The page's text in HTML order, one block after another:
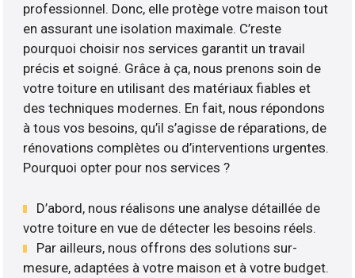
professionnel. Donc, elle protège votre maison tout
en assurant une isolation maximale. C’reste
pourquoi choisir nos services garantit un travail
précis et soigné. Grâce à ça, nous prenons soin de
votre toiture en utilisant des matériaux fiables et
des techniques modernes. En fait, nous répondons
à tous vos besoins, qu’il s’agisse de réparations, de
rénovations complètes ou d’interventions urgentes.
Pourquoi opter pour nos services ?
D’abord, nous réalisons une analyse détaillée de
votre toiture en vue de détecter les besoins réels.
Par ailleurs, nous offrons des solutions sur-
mesure, adaptées à votre maison et à votre budget.